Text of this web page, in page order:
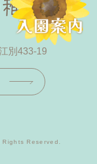
別433-19
Reserved.